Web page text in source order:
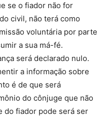
se o fiador não for
civil, não terá como
voluntária por parte
a sua má-fé.
será declarado nulo.
a informação sobre
é de que será
do cônjuge que não
do fiador pode será ser